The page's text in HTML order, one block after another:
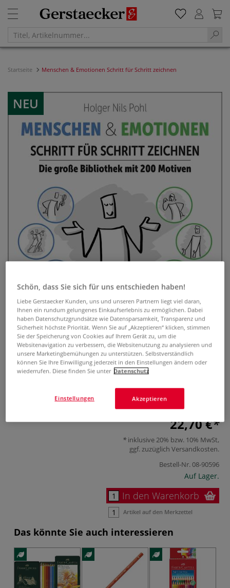
Startseite Menschen & Emotionen Schritt für Schritt zeichnen
NEU
Menschen & Emotionen Schritt
für Schritt zeichnen
0 Bewertungen
200 sofort einsetzbare Motive: Menschen und Emotionen
erklärt - ideal zum direkten Nachzeichnen.
22,70 €
inklusive 20% bzw. 10% MwSt,
ggf. zuzüglich Versandkosten.
Bestell-Nr.08-90596
Auf Lager.
In den Warenkorb
Artikel auf den Merkzettel
Das könnte Sie auch interessieren
Schön, dass Sie sich für uns entschieden haben!
Liebe Gerstaecker Kunden, uns und unseren Partnern liegt viel daran,
Ihnen ein rundum gelungenes Einkaufserlebnis zu ermöglichen. Dabei
haben Datenschutzgrundsätze wie Datensparsamkeit, Transparenz und
Sicherheit höchste Priorität. Wenn Sie auf „Akzeptieren“ klicken, stimmen
Sie der Speicherung von Cookies auf Ihrem Gerät zu, um die
Websitenavigation zu verbessern, die Websitenutzung zu analysieren und
unsere Marketingbemühungen zu unterstützen. Selbstverständlich
können Sie Ihre Einwilligung jederzeit in den Einstellungen ändern oder
wiederrufen. Diese finden Sie unter Datenschutz
Akzeptieren
Einstellungen